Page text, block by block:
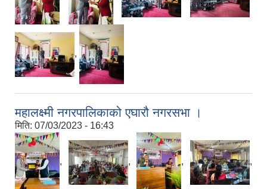
,
महालक्ष्मी नगरपालिकाको एघारौ नगरसभा ।
मिति: 07/03/2023 - 16:43
, , , ,